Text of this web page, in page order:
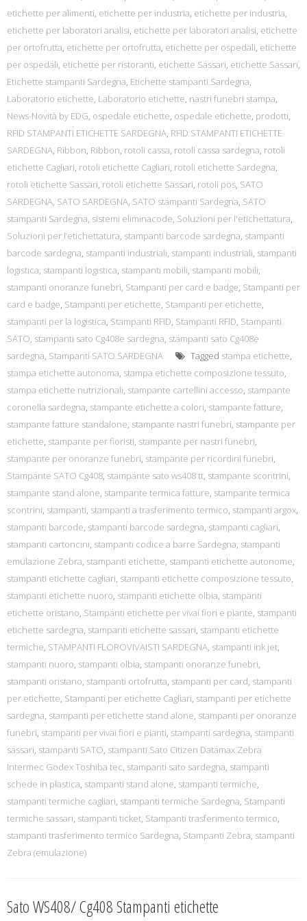
etichette per alimenti, etichette per industria, etichette per industria,
etichette per laboratori analisi, etichette per laboratori analisi, etichette
per ortofrutta, etichette per ortofrutta, etichette per ospedali, etichette
per ospedali, etichette per ristoranti, etichette Sassari, etichette Sassari,
Etichette stampanti Sardegna, Etichette stampanti Sardegna,
Laboratorio etichette, Laboratorio etichette, nastri funebri stampa,
News-Novità by EDG, ospedale etichette, ospedale etichette, prodotti,
RFID STAMPANTI ETICHETTE SARDEGNA, RFID STAMPANTI ETICHETTE
SARDEGNA, Ribbon, Ribbon, rotoli cassa, rotoli cassa sardegna, rotoli
etichette Cagliari, rotoli etichette Cagliari, rotoli etichette Sardegna,
rotoli etichette Sassari, rotoli etichette Sassari, rotoli pos, SATO
SARDEGNA, SATO SARDEGNA, SATO stampanti Sardegna, SATO
stampanti Sardegna, sistemi eliminacode, Soluzioni per l'etichettatura,
Soluzioni per l’etichettatura, stampanti barcode sardegna, stampanti
barcode sardegna, stampanti industriali, stampanti industriali, stampanti
logistica, stampanti logistica, stampanti mobili, stampanti mobili,
stampanti onoranze funebri, Stampanti per card e badge, Stampanti per
card e badge, Stampanti per etichette, Stampanti per etichette,
stampanti per la logistica, Stampanti RFID, Stampanti RFID, Stampanti
SATO, stampanti sato Cg408e sardegna, stampanti sato Cg408e
sardegna, Stampanti SATO SARDEGNA Tagged stampa etichette,
stampa etichette autonoma, stampa etichette composizione tessuto,
stampa etichette nutrizionali, stampante cartellini accesso, stampante
coronella sardegna, stampante etichette a colori, stampante fatture,
stampante fatture standalone, stampante nastri funebri, stampante per
etichette, stampante per fioristi, stampante per nastri funebri,
stampante per onoranze funebri, stampante per ricordini funebri,
Stampante SATO Cg408, stampante sato ws408 tt, stampante scontrini,
stampante stand alone, stampante termica fatture, stampante termica
scontrini, stampanti, stampanti a trasferimento termico, stampanti argox,
stampanti barcode, stampanti barcode sardegna, stampanti cagliari,
stampanti cartoncini, stampanti codice a barre Sardegna, stampanti
emulazione Zebra, stampanti etichette, stampanti etichette autonome,
stampanti etichette cagliari, stampanti etichette composizione tessuto,
stampanti etichette nuoro, stampanti etichette olbia, stampanti
etichette oristano, Stampanti etichette per vivai fiori e piante, stampanti
etichette sardegna, stampanti etichette sassari, stampanti etichette
termiche, STAMPANTI FLOROVIVAISTI SARDEGNA, stampanti ink jet,
stampanti nuoro, stampanti olbia, stampanti onoranze funebri,
stampanti oristano, stampanti ortofrutta, stampanti per card, stampanti
per etichette, Stampanti per etichette Cagliari, stampanti per etichette
sardegna, stampanti per etichette stand alone, stampanti per onoranze
funebri, stampanti per vivai fiori e pianti, stampanti sardegna, stampanti
sassari, stampanti SATO, stampanti Sato Citizen Datamax Zebra
Intermec Godex Toshiba tec, stampanti sato sardegna, stampanti
schede in plastica, stampanti stand alone, stampanti termiche,
stampanti termiche cagliari, stampanti termiche Sardegna, Stampanti
termiche sassari, stampanti ticket, Stampanti trasferimento termico,
stampanti trasferimento termico Sardegna, Stampanti Zebra, stampanti
Zebra (emulazione)
Sato WS408/ Cg408 Stampanti etichette